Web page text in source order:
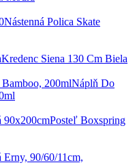
Nástenná Polica Skate
Kredenc Siena 130 Cm Biela
Náplň Do
Posteľ Boxspring